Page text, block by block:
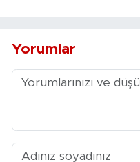
Yorumlar